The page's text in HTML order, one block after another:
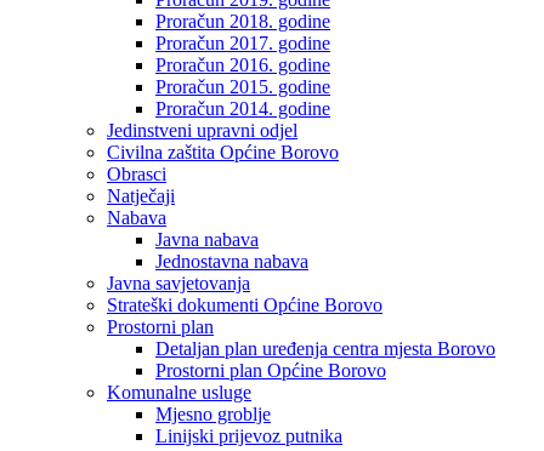
Proračun 2018. godine
Proračun 2017. godine
Proračun 2016. godine
Proračun 2015. godine
Proračun 2014. godine
Jedinstveni upravni odjel
Civilna zaštita Općine Borovo
Obrasci
Natječaji
Nabava
Javna nabava
Jednostavna nabava
Javna savjetovanja
Strateški dokumenti Općine Borovo
Prostorni plan
Detaljan plan uređenja centra mjesta Borovo
Prostorni plan Općine Borovo
Komunalne usluge
Mjesno groblje
Linijski prijevoz putnika